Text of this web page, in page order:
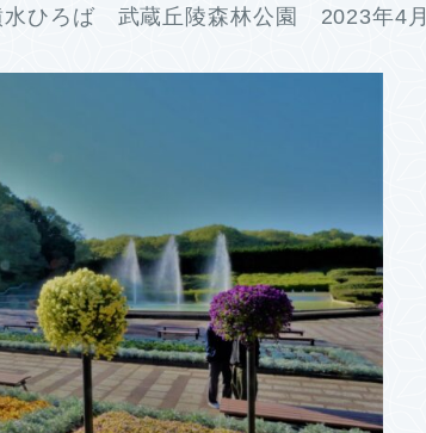
ひろば 武蔵丘陵森林公園 2023年4月